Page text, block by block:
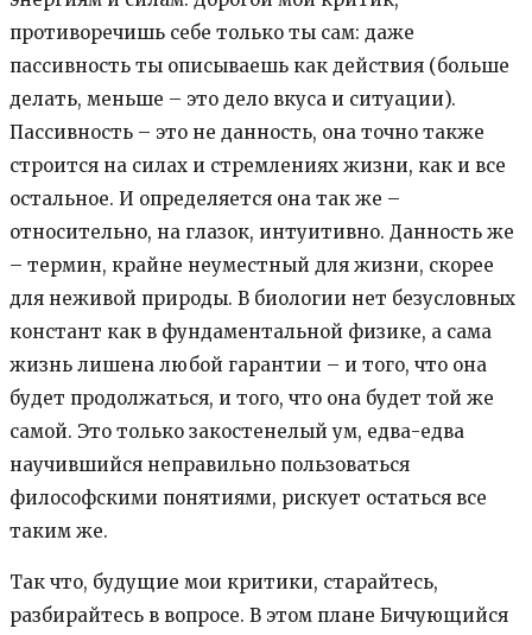
противоречишь себе только ты сам: даже
пассивность ты описываешь как действия (больше
делать, меньше – это дело вкуса и ситуации).
Пассивность – это не данность, она точно также
строится на силах и стремлениях жизни, как и все
остальное. И определяется она так же –
относительно, на глазок, интуитивно. Данность же
– термин, крайне неуместный для жизни, скорее
для неживой природы. В биологии нет безусловных
констант как в фундаментальной физике, а сама
жизнь лишена любой гарантии – и того, что она
будет продолжаться, и того, что она будет той же
самой. Это только закостенелый ум, едва-едва
научившийся неправильно пользоваться
философскими понятиями, рискует остаться все
таким же.
Так что, будущие мои критики, старайтесь,
разбирайтесь в вопросе. В этом плане Бичующийся